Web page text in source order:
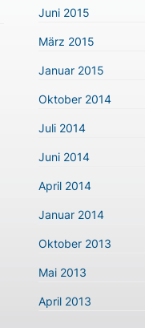
Juni 2015
März 2015
Januar 2015
Oktober 2014
Juli 2014
Juni 2014
April 2014
Januar 2014
Oktober 2013
Mai 2013
April 2013